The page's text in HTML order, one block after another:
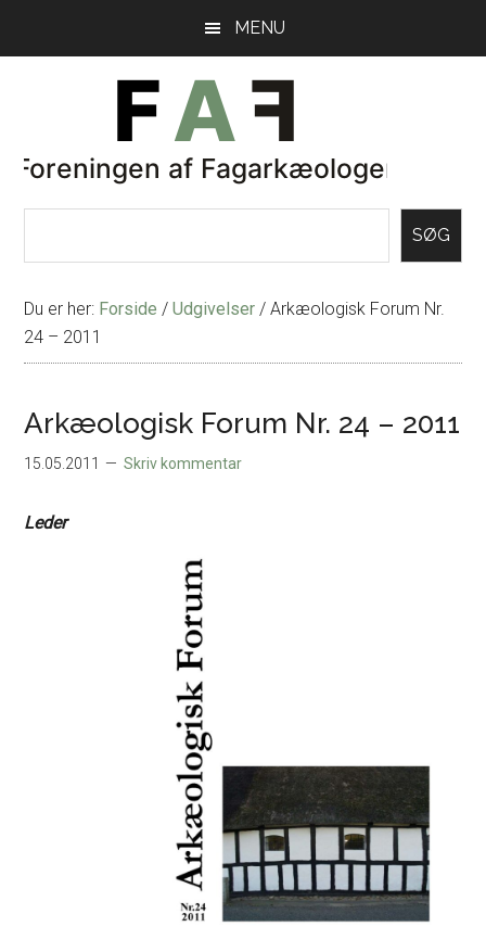
MENU
SØG
Du er her: Forside / Udgivelser / Arkæologisk Forum Nr.
24 – 2011
Arkæologisk Forum Nr. 24 – 2011
15.05.2011 Skriv kommentar
Leder